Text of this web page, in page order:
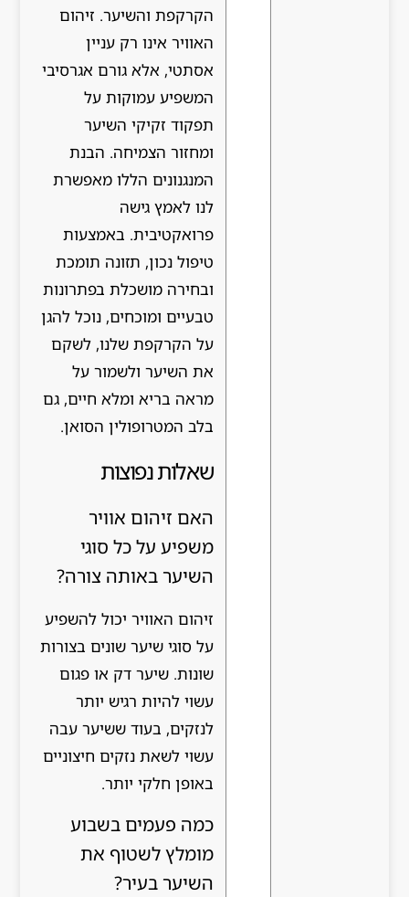
הקרקפת והשיער. זיהום
האוויר אינו רק עניין
אסתטי, אלא גורם אגרסיבי
המשפיע עמוקות על
תפקוד זקיקי השיער
ומחזור הצמיחה. הבנת
המנגנונים הללו מאפשרת
לנו לאמץ גישה
פרואקטיבית. באמצעות
טיפול נכון, תזונה תומכת
ובחירה מושכלת בפתרונות
טבעיים ומוכחים, נוכל להגן
על הקרקפת שלנו, לשקם
את השיער ולשמור על
מראה בריא ומלא חיים, גם
בלב המטרופולין הסואן.
שאלות נפוצות
האם זיהום אוויר
משפיע על כל סוגי
השיער באותה צורה?
זיהום האוויר יכול להשפיע
על סוגי שיער שונים בצורות
שונות. שיער דק או פגום
עשוי להיות רגיש יותר
לנזקים, בעוד ששיער עבה
עשוי לשאת נזקים חיצוניים
באופן חלקי יותר.
כמה פעמים בשבוע
מומלץ לשטוף את
השיער בעיר?